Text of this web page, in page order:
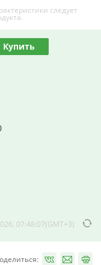
следует
Купить
07:48:07(GMT+3)